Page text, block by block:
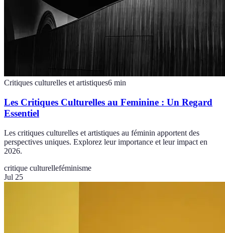
Critiques culturelles et artistiques6 min
Les Critiques Culturelles au Feminine : Un Regard
Essentiel
Les critiques culturelles et artistiques au féminin apportent des
perspectives uniques. Explorez leur importance et leur impact en
2026.
critique culturelleféminisme
Jul 25